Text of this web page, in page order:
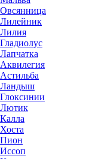
Овсянница
Лилейник
Лилия
Гладиолус
Лапчатка
Аквилегия
Астильба
Ландыш
Глоксинии
Лютик
Калла
Хоста
Пион
Иссоп